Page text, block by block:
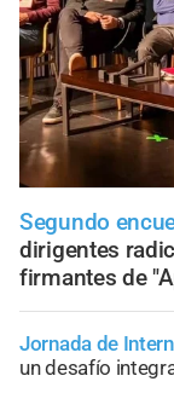
Segundo
dirigentes
firmantes de
Jornada de
un desafío